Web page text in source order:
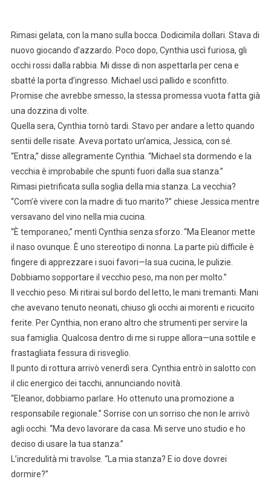
Rimasi gelata, con la mano sulla bocca. Dodicimila dollari. Stava di
nuovo giocando d’azzardo. Poco dopo, Cynthia uscì furiosa, gli
occhi rossi dalla rabbia. Mi disse di non aspettarla per cena e
sbatté la porta d’ingresso. Michael uscì pallido e sconfitto.
Promise che avrebbe smesso, la stessa promessa vuota fatta già
una dozzina di volte.
Quella sera, Cynthia tornò tardi. Stavo per andare a letto quando
sentii delle risate. Aveva portato un’amica, Jessica, con sé.
“Entra,” disse allegramente Cynthia. “Michael sta dormendo e la
vecchia è improbabile che spunti fuori dalla sua stanza.”
Rimasi pietrificata sulla soglia della mia stanza. La vecchia?
“Com’è vivere con la madre di tuo marito?” chiese Jessica mentre
versavano del vino nella mia cucina.
“È temporaneo,” mentì Cynthia senza sforzo. “Ma Eleanor mette
il naso ovunque. È uno stereotipo di nonna. La parte più difficile è
fingere di apprezzare i suoi favori—la sua cucina, le pulizie.
Dobbiamo sopportare il vecchio peso, ma non per molto.”
Il vecchio peso. Mi ritirai sul bordo del letto, le mani tremanti. Mani
che avevano tenuto neonati, chiuso gli occhi ai morenti e ricucito
ferite. Per Cynthia, non erano altro che strumenti per servire la
sua famiglia. Qualcosa dentro di me si ruppe allora—una sottile e
frastagliata fessura di risveglio.
Il punto di rottura arrivò venerdì sera. Cynthia entrò in salotto con
il clic energico dei tacchi, annunciando novità.
“Eleanor, dobbiamo parlare. Ho ottenuto una promozione a
responsabile regionale.” Sorrise con un sorriso che non le arrivò
agli occhi. “Ma devo lavorare da casa. Mi serve uno studio e ho
deciso di usare la tua stanza.”
L’incredulità mi travolse. “La mia stanza? E io dove dovrei
dormire?”